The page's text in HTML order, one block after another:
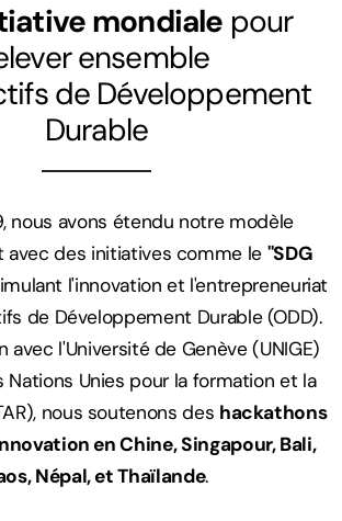
mondiale pour
ensemble
de Développement
Durable
nous avons étendu notre modèle
avec des initiatives comme le "SDG
l'innovation et l'entrepreneuriat
de Développement Durable (ODD).
avec l'Université de Genève (UNIGE)
Unies pour la formation et la
nous soutenons des hackathons
en Chine, Singapour, Bali,
Népal, et Thaïlande.